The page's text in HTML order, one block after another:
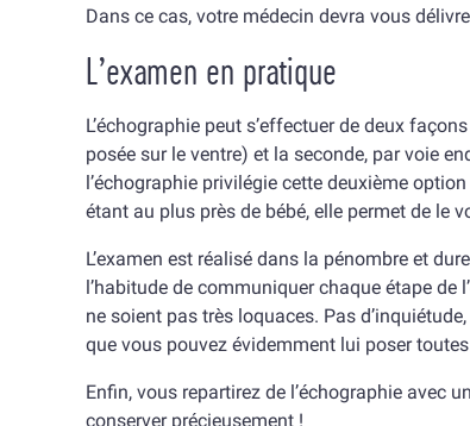
Dans ce cas, votre médecin devra vous
L’examen en pratique
L’échographie peut s’effectuer de deux
posée sur le ventre) et la seconde, par voie
l’échographie privilégie cette deuxième
étant au plus près de bébé, elle permet de le
L’examen est réalisé dans la pénombre et
l’habitude de communiquer chaque étape
ne soient pas très loquaces. Pas
que vous pouvez évidemment lui poser
Enfin, vous repartirez de l’échographie avec
conserver précieusement !